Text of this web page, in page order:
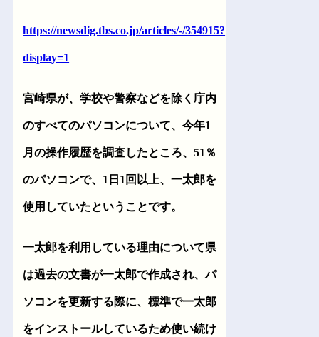
https://newsdig.tbs.co.jp/articles/-/354915?
display=1
宮崎県が、学校や警察などを除く庁内
のすべてのパソコンについて、今年1
月の操作履歴を調査したところ、51％
のパソコンで、1日1回以上、一太郎を
使用していたということです。
一太郎を利用している理由について県
は過去の文書が一太郎で作成され、パ
ソコンを更新する際に、標準で一太郎
をインストールしているため使い続け